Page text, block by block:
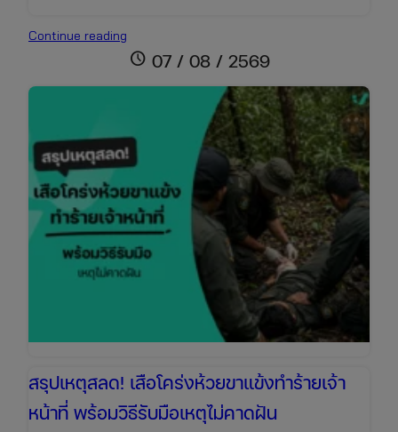
Continue reading
กลาง
ใส่
รถ
เคลม
ประกัน
ได้
ไหม?
พร้อม
วิธี
ประกัน
schedule 07 / 08 / 2569
สรุปเหตุสลด! เสือโคร่งห้วยขาแข้งทำร้ายเจ้า
หน้าที่ พร้อมวิธีรับมือเหตุไม่คาดฝัน